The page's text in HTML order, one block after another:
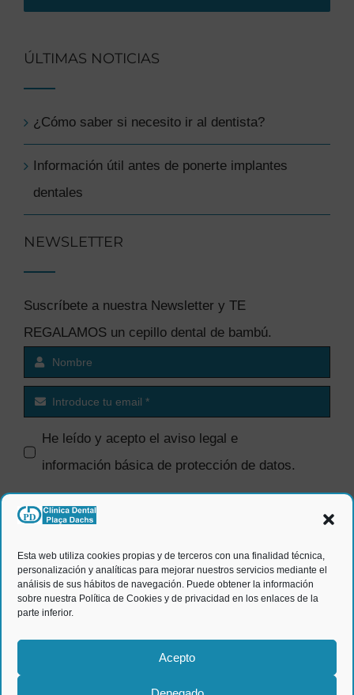
Esta web utiliza cookies propias y de terceros con una finalidad técnica,
personalización y analíticas para mejorar nuestros servicios mediante el
análisis de sus hábitos de navegación. Puede obtener la información
sobre nuestra Política de Cookies y de privacidad en los enlaces de la
parte inferior.
Acepto
ÚLTIMAS NOTICIAS
¿Cómo saber si necesito ir al dentista?
Información útil antes de ponerte implantes
dentales
NEWSLETTER
Suscríbete a nuestra Newsletter y TE
REGALAMOS un cepillo dental de bambú.
He leído y acepto el aviso legal e
información básica de protección de datos.
comerciales.
ENVIAR